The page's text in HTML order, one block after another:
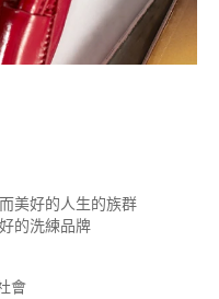
美好的人生的族群
的洗練品牌
會